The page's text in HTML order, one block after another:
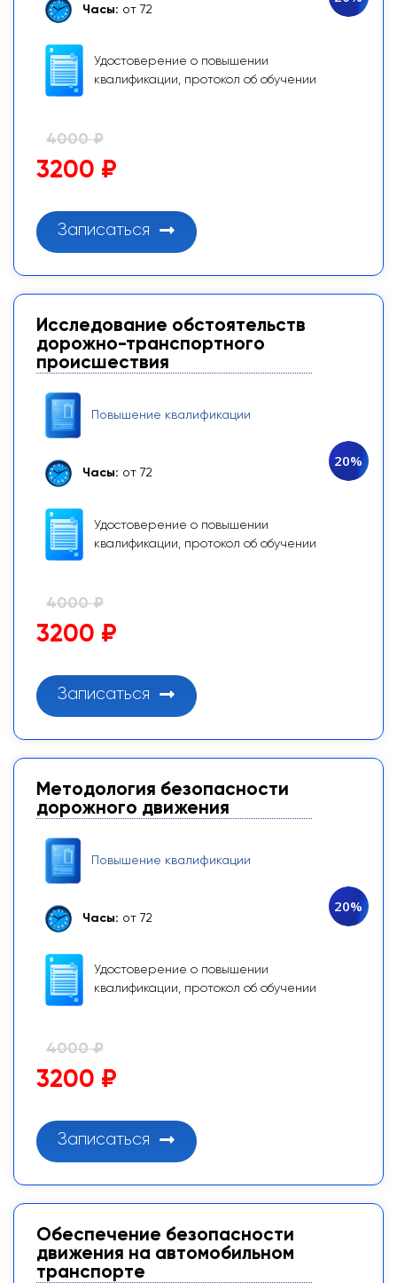
Часы: от 72
Удостоверение о повышении
квалификации, протокол об обучении
4000 ₽
3200 ₽
Записаться
Исследование обстоятельств
дорожно-транспортного
происшествия
Повышение квалификации
Часы: от 72
Удостоверение о повышении
квалификации, протокол об обучении
20%
4000 ₽
3200 ₽
Записаться
Методология безопасности
дорожного движения
Повышение квалификации
Часы: от 72
Удостоверение о повышении
квалификации, протокол об обучении
20%
4000 ₽
3200 ₽
Записаться
Обеспечение безопасности
движения на автомобильном
транспорте